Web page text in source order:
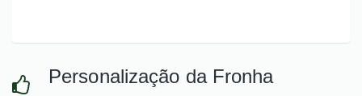
Personalização da Fronha